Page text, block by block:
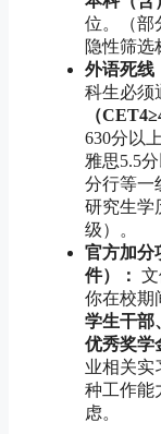
位。（部
隐性筛选
外语死线
科生必须
（
630分以
雅思5.5
分行等一
研究生学
级）。
官方加分
件）：
你在校期
学生干部
优秀奖学
业相关实
种工作能
虑。